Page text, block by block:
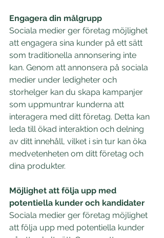
Engagera din målgrupp
Sociala medier ger företag möjlighet
att engagera sina kunder på ett sätt
som traditionella annonsering inte
kan. Genom att annonsera på sociala
medier under ledigheter och
storhelger kan du skapa kampanjer
som uppmuntrar kunderna att
interagera med ditt företag. Detta kan
leda till ökad interaktion och delning
av ditt innehåll, vilket i sin tur kan öka
medvetenheten om ditt företag och
dina produkter.
Möjlighet att följa upp med
potentiella kunder och kandidater
Sociala medier ger företag möjlighet
att följa upp med potentiella kunder